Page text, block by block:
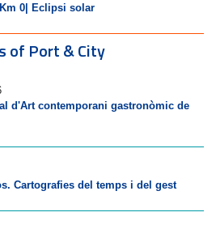
0| Eclipsi solar
of Port & City
d'Art contemporani gastronòmic de
Cartografies del temps i del gest